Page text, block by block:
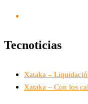
Tecnoticias
Xataka –
Xataka – Con los